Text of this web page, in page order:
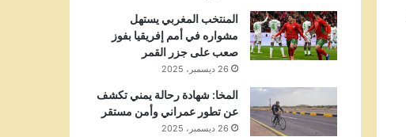
المنتخب المغربي يستهل
مشواره في أمم إفريقيا بفوز
صعب على جزر القمر
26 ديسمبر، 2025
المخا: شهادة رحالة يمني تكشف
عن تطور عمراني وأمن مستقر
26 ديسمبر، 2025